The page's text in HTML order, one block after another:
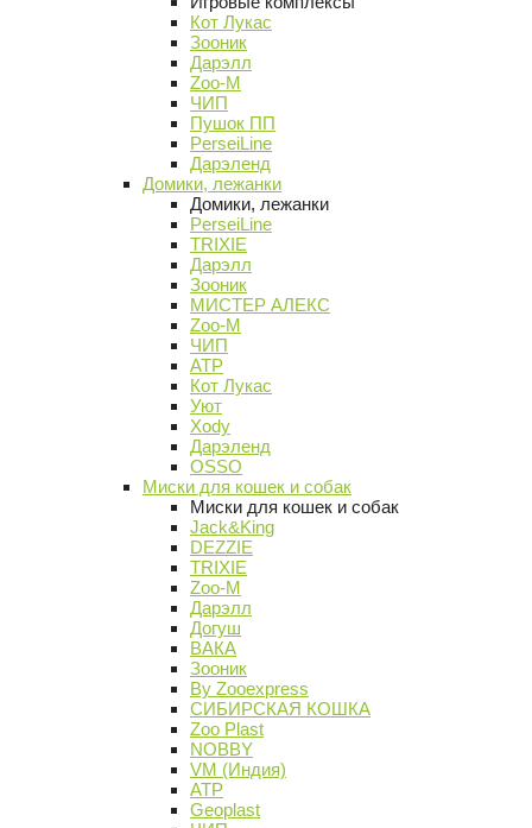
Кот Лукас
Зооник
Дарэлл
Zoo-M
ЧИП
Пушок ПП
PerseiLine
Дарэленд
Домики, лежанки
Домики, лежанки
PerseiLine
TRIXIE
Дарэлл
Зооник
МИСТЕР АЛЕКС
Zoo-M
ЧИП
АТР
Кот Лукас
Уют
Xody
Дарэленд
OSSO
Миски для кошек и собак
Миски для кошек и собак
Jack&King
DEZZIE
TRIXIE
Zoo-M
Дарэлл
Догуш
ВАКА
Зооник
By Zooexpress
СИБИРСКАЯ КОШКА
Zoo Plast
NOBBY
VM (Индия)
АТР
Geoplast